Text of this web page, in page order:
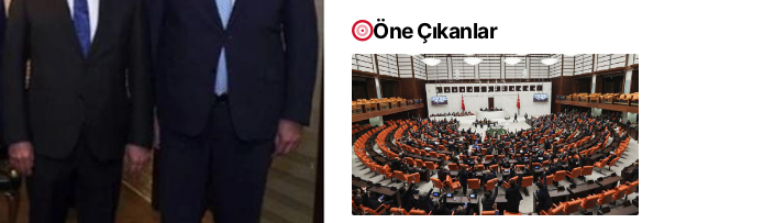
Öne Çıkanlar